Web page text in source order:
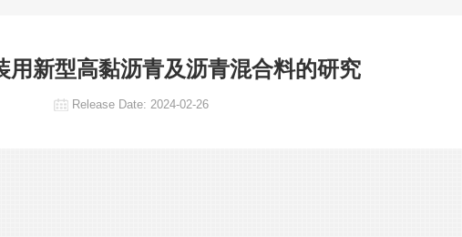
用新型高黏沥青及沥青混合料的研究
Release Date: 2024-02-26